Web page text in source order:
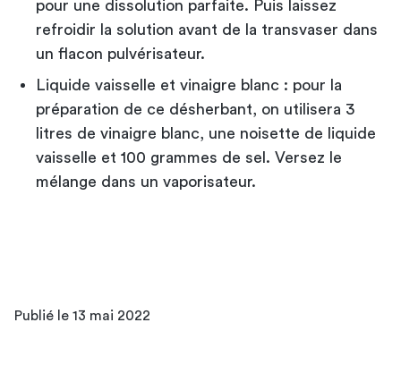
pour une dissolution parfaite. Puis laissez
refroidir la solution avant de la transvaser dans
un flacon pulvérisateur.
Liquide vaisselle et vinaigre blanc : pour la
préparation de ce désherbant, on utilisera 3
litres de vinaigre blanc, une noisette de liquide
vaisselle et 100 grammes de sel. Versez le
mélange dans un vaporisateur.
Publié le 13 mai 2022